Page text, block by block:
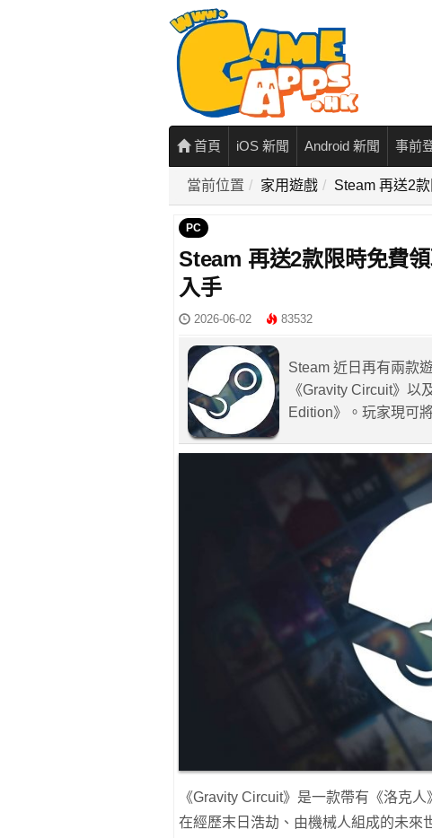
首頁 iOS 新聞 Android 新聞 事前
當前位置 家用遊戲 Steam 再送2
PC
Steam 再送2款限時免費
入手
2026-06-02 83532
Steam 近日再有兩款
《Gravity Circuit》
Edition》。玩家現可
《Gravity Circuit》是一款帶有《洛克
在經歷末日浩劫、由機械人組成的未來